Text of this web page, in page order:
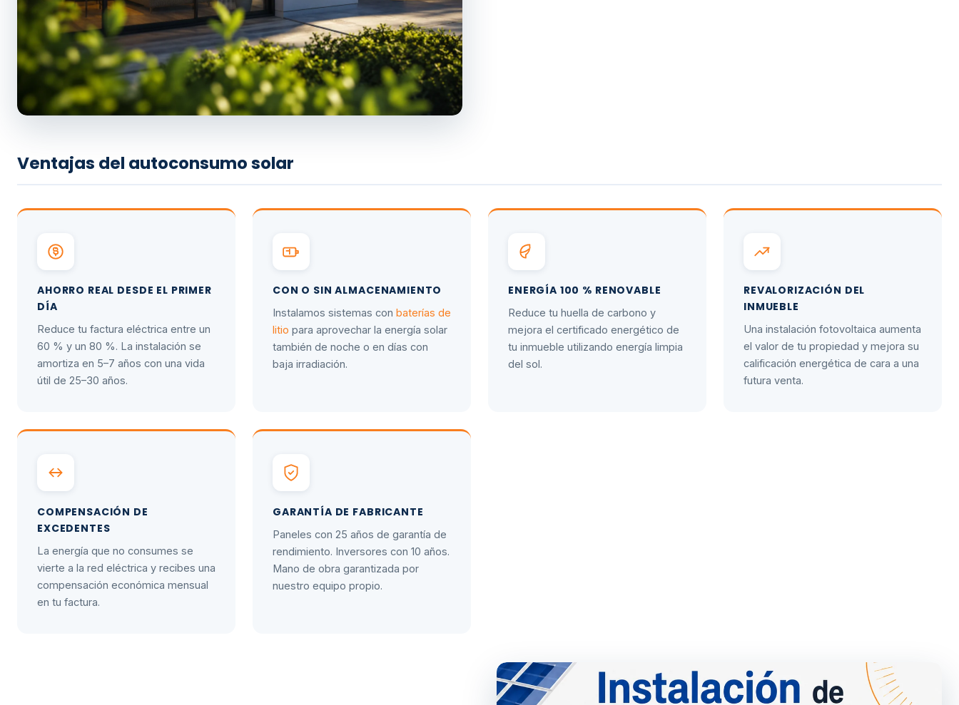
Ventajas del autoconsumo solar
AHORRO REAL DESDE EL PRIMER
DÍA
Reduce tu factura eléctrica entre un
60 % y un 80 %. La instalación se
amortiza en 5–7 años con una vida
útil de 25–30 años.
CON O SIN ALMACENAMIENTO
Instalamos sistemas con baterías de
litio para aprovechar la energía solar
también de noche o en días con
baja irradiación.
ENERGÍA 100 % RENOVABLE
Reduce tu huella de carbono y
mejora el certificado energético de
tu inmueble utilizando energía limpia
del sol.
REVALORIZACIÓN DEL
INMUEBLE
Una instalación fotovoltaica aumenta
el valor de tu propiedad y mejora su
calificación energética de cara a una
futura venta.
COMPENSACIÓN DE
EXCEDENTES
La energía que no consumes se
vierte a la red eléctrica y recibes una
compensación económica mensual
en tu factura.
GARANTÍA DE FABRICANTE
Paneles con 25 años de garantía de
rendimiento. Inversores con 10 años.
Mano de obra garantizada por
nuestro equipo propio.